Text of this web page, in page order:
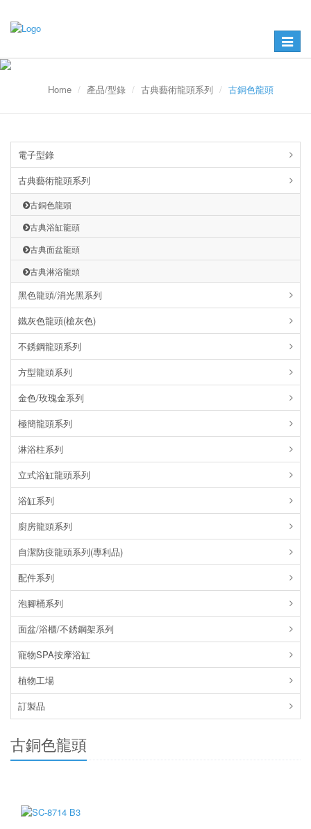
Toggle
Home 產品/型錄 古典藝術龍頭系列 古銅色龍頭
電子型錄
古典藝術龍頭系列
古銅色龍頭
古典浴缸龍頭
古典面盆龍頭
古典淋浴龍頭
黑色龍頭/消光黑系列
鐵灰色龍頭(槍灰色)
不銹鋼龍頭系列
方型龍頭系列
金色/玫瑰金系列
極簡龍頭系列
淋浴柱系列
立式浴缸龍頭系列
浴缸系列
廚房龍頭系列
自潔防疫龍頭系列(專利品)
配件系列
泡腳桶系列
面盆/浴櫃/不銹鋼架系列
寵物SPA按摩浴缸
植物工場
訂製品
古銅色龍頭